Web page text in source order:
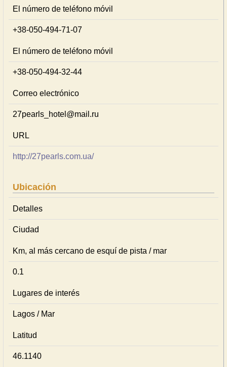
El número de teléfono móvil
+38-050-494-71-07
El número de teléfono móvil
+38-050-494-32-44
Correo electrónico
27pearls_hotel@mail.ru
URL
http://27pearls.com.ua/
Ubicación
Detalles
Ciudad
Km, al más cercano de esquí de pista / mar
0.1
Lugares de interés
Lagos / Mar
Latitud
46.1140